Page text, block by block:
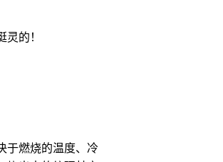
的！
于燃烧的温度、冷